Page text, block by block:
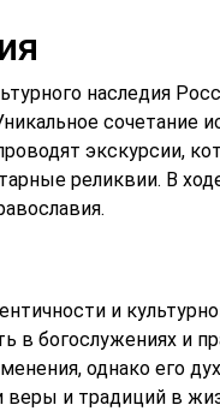
наследия
сочетание
экскурсии,
реликвии. В
и
в богослужениях и
однако его
и традиций в